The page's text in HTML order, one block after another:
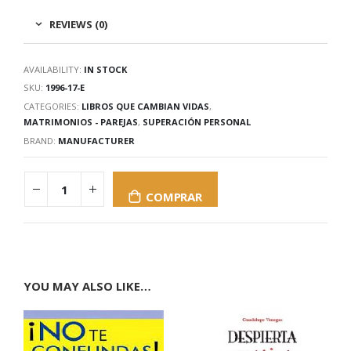
REVIEWS (0)
AVAILABILITY: IN STOCK
SKU: 1996-17-E
CATEGORIES: LIBROS QUE CAMBIAN VIDAS,
MATRIMONIOS - PAREJAS, SUPERACIÓN PERSONAL
BRAND: MANUFACTURER
COMPRAR
YOU MAY ALSO LIKE…